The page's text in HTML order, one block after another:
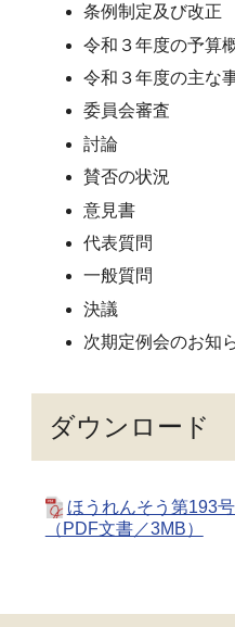
条例制定及び改正
令和３年度の予算
令和３年度の主な
委員会審査
討論
賛否の状況
意見書
代表質問
一般質問
決議
次期定例会のお知
ダウンロード
ほうれんそう第193
（PDF文書／3MB）